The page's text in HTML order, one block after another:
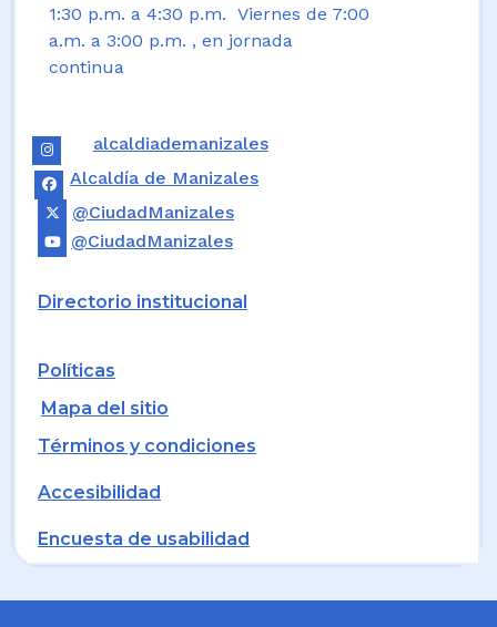
1:30 p.m. a 4:30 p.m. Viernes de 7:00
a.m. a 3:00 p.m. , en jornada
continua
alcaldiademanizales
Alcaldía de Manizales
@CiudadManizales
@CiudadManizales
Directorio institucional
Políticas
Mapa del sitio
Términos y condiciones
Accesibilidad
Encuesta de usabilidad